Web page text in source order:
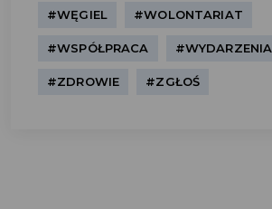
#WĘGIEL #WOLONTARIAT
#WSPÓŁPRACA #WYDARZENIA
#ZDROWIE #ZGŁOŚ